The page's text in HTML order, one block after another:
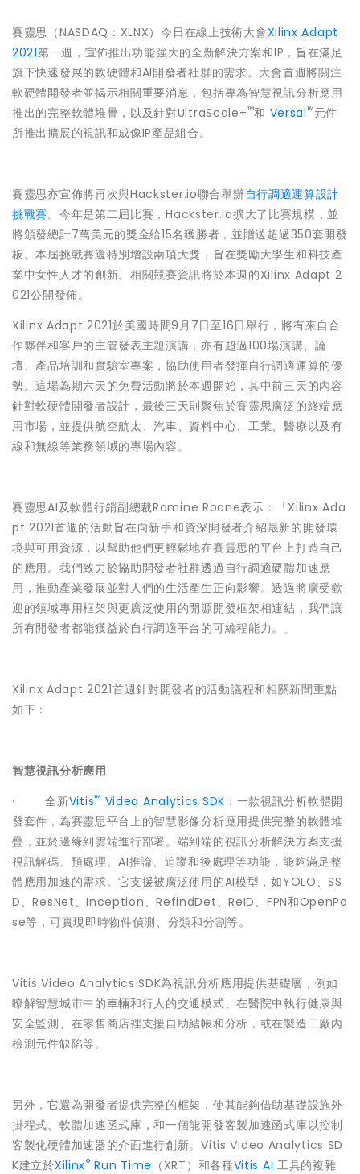
賽靈思（NASDAQ：XLNX）今日在線上技術大會Xilinx Adapt
2021第一週，宣佈推出功能強大的全新解決方案和IP，旨在滿足
旗下快速發展的軟硬體和AI開發者社群的需求。大會首週將關注
軟硬體開發者並揭示相關重要消息，包括專為智慧視訊分析應用
推出的完整軟體堆疊，以及針對UltraScale+™和 Versal™元件
所推出擴展的視訊和成像IP產品組合。
賽靈思亦宣佈將再次與Hackster.io聯合舉辦自行調適運算設計
挑戰賽。今年是第二屆比賽，Hackster.io擴大了比賽規模，並
將頒發總計7萬美元的獎金給15名獲勝者，並贈送超過350套開發
板。本屆挑戰賽還特別增設兩項大獎，旨在獎勵大學生和科技產
業中女性人才的創新。相關競賽資訊將於本週的Xilinx Adapt 2
021公開發佈。
Xilinx Adapt 2021於美國時間9月7日至16日舉行，將有來自合
作夥伴和客戶的主管發表主題演講，亦有超過100場演講、論
壇、產品培訓和實驗室專案，協助使用者發揮自行調適運算的優
勢。這場為期六天的免費活動將於本週開始，其中前三天的內容
針對軟硬體開發者設計，最後三天則聚焦於賽靈思廣泛的終端應
用市場，並提供航空航太、汽車、資料中心、工業、醫療以及有
線和無線等業務領域的專場內容。
賽靈思AI及軟體行銷副總裁Ramine Roane表示：「Xilinx Ada
pt 2021首週的活動旨在向新手和資深開發者介紹最新的開發環
境與可用資源，以幫助他們更輕鬆地在賽靈思的平台上打造自己
的應用。我們致力於協助開發者社群透過自行調適硬體加速應
用，推動產業發展並對人們的生活產生正向影響。透過將廣受歡
迎的領域專用框架與更廣泛使用的開源開發框架相連結，我們讓
所有開發者都能獲益於自行調適平台的可編程能力。」
Xilinx Adapt 2021首週針對開發者的活動議程和相關新聞重點
如下：
智慧視訊分析應用
· 全新Vitis™ Video Analytics SDK ：一款視訊分析軟體開
發套件，為賽靈思平台上的智慧影像分析應用提供完整的軟體堆
疊，並於邊緣到雲端進行部署。端到端的視訊分析解決方案支援
視訊解碼、預處理、AI推論、追蹤和後處理等功能，能夠滿足整
體應用加速的需求。它支援被廣泛使用的AI模型，如YOLO、SS
D、ResNet、Inception、RefindDet、ReID、FPN和OpenPo
se等，可實現即時物件偵測、分類和分割等。
Vitis Video Analytics SDK為視訊分析應用提供基礎層，例如
瞭解智慧城市中的車輛和行人的交通模式、在醫院中執行健康與
安全監測、在零售商店裡支援自助結帳和分析，或在製造工廠內
檢測元件缺陷等。
另外，它還為開發者提供完整的框架，使其能夠借助基礎設施外
掛程式、軟體加速函式庫，和一個能開發客製加速函式庫以控制
客製化硬體加速器的介面進行創新。Vitis Video Analytics SD
K建立於Xilinx®Run Time （XRT）和各種Vitis AI 工具的複雜